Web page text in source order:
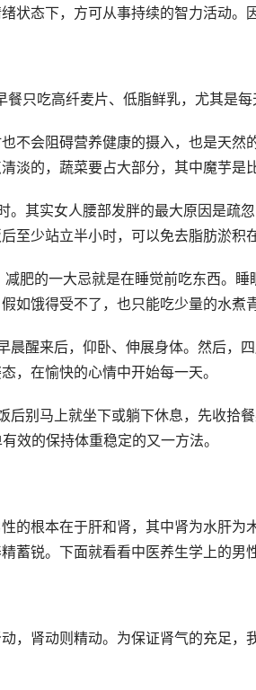
状态下，方可从事持续的智力活动。
餐只吃高纤麦片、低脂鲜乳，尤其是
不会阻碍营养健康的摄入，也是天
淡的，蔬菜要占大部分，其中魔芋是
。其实女人腰部发胖的最大原因是疏
至少站立半小时，可以免去脂肪淤积
肥的一大忌就是在睡觉前吃东西。
如饿得受不了，也只能吃少量的水煮
晨醒来后，仰卧、伸展身体。然后，
，在愉快的心情中开始每一天。
后别马上就坐下或躺下休息，先收拾
效的保持体重稳定的又一方法。
的根本在于肝和肾，其中肾为水肝
蓄锐。下面就看看中医养生学上的男
，肾动则精动。为保证肾气的充足